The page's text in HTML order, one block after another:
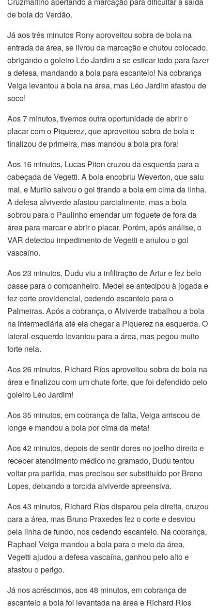
de bola do Verdão.
Já aos três minutos Rony aproveitou sobra de bola na
entrada da área, se livrou da marcação e chutou colocado,
obrigando o goleiro Léo Jardim a se esticar todo para fazer
a defesa, mandando a bola para escanteio! Na cobrança
Veiga levantou a bola na área, mas Léo Jardim afastou de
soco!
Aos 7 minutos, tivemos outra oportunidade de abrir o
placar com o Piquerez, que aproveitou sobra de bola e
finalizou de primeira, mas mandou a bola pra fora!
Aos 16 minutos, Lucas Piton cruzou da esquerda para a
cabeçada de Vegetti. A bola encobriu Weverton, que saiu
mal, e Murilo salvou o gol tirando a bola em cima da linha.
A defesa alviverde afastou parcialmente, mas a bola
sobrou para o Paulinho emendar um foguete de fora da
área para marcar e abrir o placar. Porém, após análise, o
VAR detectou impedimento de Vegetti e anulou o gol
vascaíno.
Aos 23 minutos, Dudu viu a infiltração de Artur e fez belo
passe para o companheiro. Medel se antecipou à jogada e
fez corte providencial, cedendo escanteio para o
Palmeiras. Após a cobrança, o Alviverde trabalhou a bola
na intermediária até ela chegar a Piquerez na esquerda. O
lateral-esquerdo levantou para a área, mas pegou muito
forte nela.
Aos 26 minutos, Richard Ríos aproveitou sobra de bola na
área e finalizou com um chute forte, que foi defendido pelo
goleiro Léo Jardim!
Aos 35 minutos, em cobrança de falta, Veiga arriscou de
longe e mandou a bola por cima da meta!
Aos 42 minutos, depois de sentir dores no joelho direito e
receber atendimento médico no gramado, Dudu tentou
voltar pra partida, mas precisou ser substituído por Breno
Lopes, deixando a torcida alviverde apreensiva.
Aos 43 minutos, Richard Ríos disparou pela direita, cruzou
para a área, mas Bruno Praxedes fez o corte e desviou
pela linha de fundo, nos cedendo escanteio. Na cobrança,
Raphael Veiga mandou a bola para o meio da área,
Vegetti ajudou a defesa vascaína, ganhou pelo alto e
afastou o perigo.
Já nos acréscimos, aos 48 minutos, em cobrança de
escanteio a bola foi levantada na área e Richard Ríos